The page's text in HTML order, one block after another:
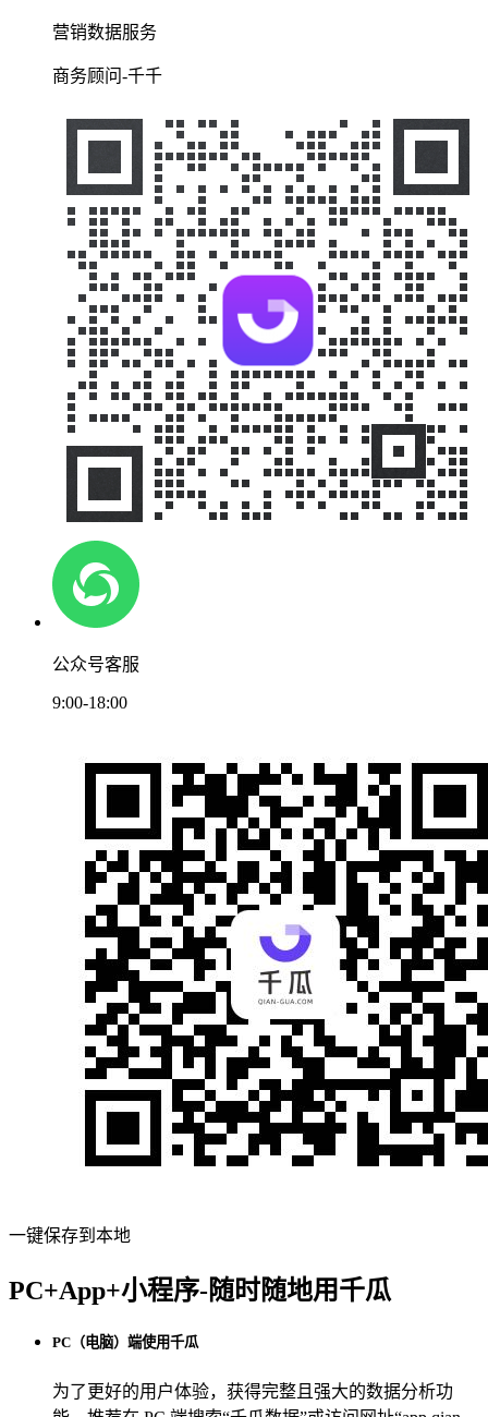
营销数据服务
商务顾问-千千
公众号客服
9:00-18:00
一键保存到本地
PC+App+小程序-随时随地用千瓜
PC（电脑）端使用千瓜
为了更好的用户体验，获得完整且强大的数据分析功